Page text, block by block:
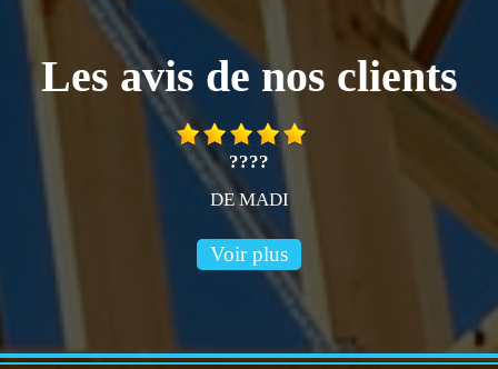
Les avis de nos clients
????
DE MADI
Voir plus